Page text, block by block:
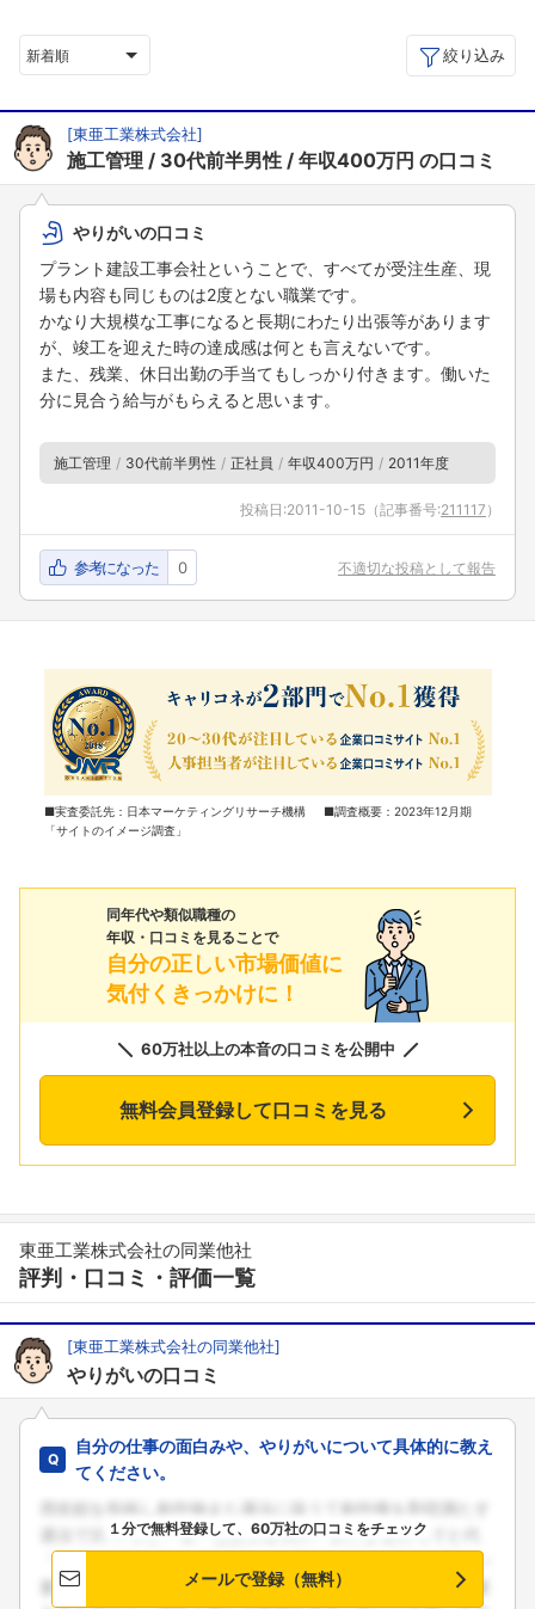
新着順 絞り込み
[東亜工業株式会社]
施工管理 30代前半男性 年収400万円 の口コミ
やりがいの口コミ
プラント建設工事会社ということで、すべてが受注生産、現
場も内容も同じものは2度とない職業です。
かなり大規模な工事になると長期にわたり出張等があります
が、竣工を迎えた時の達成感は何とも言えないです。
また、残業、休日出勤の手当てもしっかり付きます。働いた
分に見合う給与がもらえると思います。
施工管理 30代前半男性 正社員 年収400万円 2011年度
投稿日:2011-10-15 （記事番号:211117 ）
参考になった 0 不適切な投稿として報告
■実査委託先：日本マーケティングリサーチ機構 ■調査概要：2023年12月期
「サイトのイメージ調査」
同年代や類似職種の
年収・口コミを見ることで
自分の正しい市場価値に
気付くきっかけに！
60万社以上の本音の口コミを公開中
無料会員登録して口コミを見る
東亜工業株式会社の同業他社
評判・口コミ・評価一覧
[東亜工業株式会社の同業他社]
やりがいの口コミ
自分の仕事の面白みや、やりがいについて具体的に教え
てください。
１分で無料登録して、60万社の口コミをチェック
メールで登録（無料）